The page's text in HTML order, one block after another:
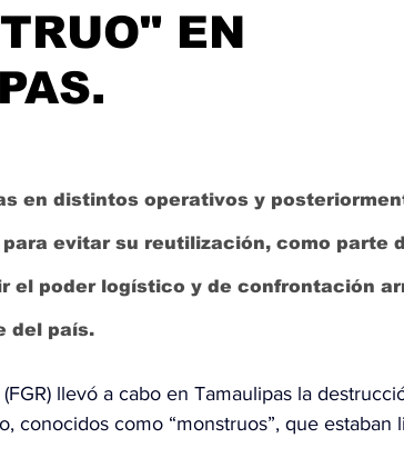
EN
en distintos operativos y
evitar su reutilización, como parte
el poder logístico y de confrontación
del país.
llevó a cabo en Tamaulipas la
conocidos como “monstruos”, que estaban